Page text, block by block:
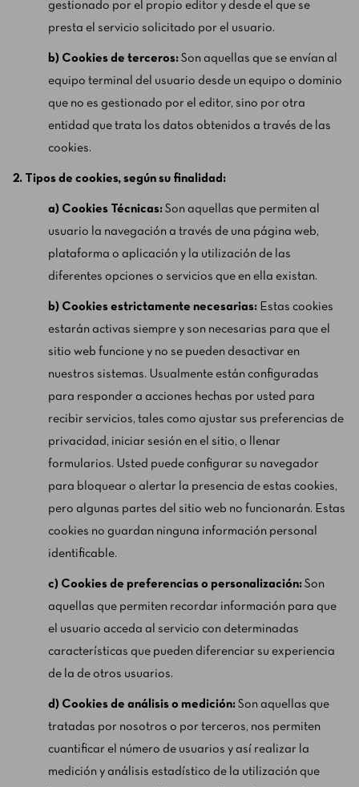
gestionado por el propio editor y desde el que se
presta el servicio solicitado por el usuario.
b) Cookies de terceros: Son aquellas que se envían al
equipo terminal del usuario desde un equipo o dominio
que no es gestionado por el editor, sino por otra
entidad que trata los datos obtenidos a través de las
cookies.
2. Tipos de cookies, según su finalidad:
a) Cookies Técnicas: Son aquellas que permiten al
usuario la navegación a través de una página web,
plataforma o aplicación y la utilización de las
diferentes opciones o servicios que en ella existan.
b) Cookies estrictamente necesarias: Estas cookies
estarán activas siempre y son necesarias para que el
sitio web funcione y no se pueden desactivar en
nuestros sistemas. Usualmente están configuradas
para responder a acciones hechas por usted para
recibir servicios, tales como ajustar sus preferencias de
privacidad, iniciar sesión en el sitio, o llenar
formularios. Usted puede configurar su navegador
para bloquear o alertar la presencia de estas cookies,
pero algunas partes del sitio web no funcionarán. Estas
cookies no guardan ninguna información personal
identificable.
c) Cookies de preferencias o personalización: Son
aquellas que permiten recordar información para que
el usuario acceda al servicio con determinadas
características que pueden diferenciar su experiencia
de la de otros usuarios.
d) Cookies de análisis o medición: Son aquellas que
tratadas por nosotros o por terceros, nos permiten
cuantificar el número de usuarios y así realizar la
medición y análisis estadístico de la utilización que